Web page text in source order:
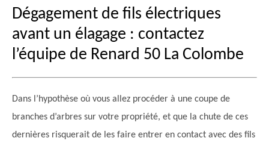
Dégagement de fils électriques
avant un élagage : contactez
l’équipe de Renard 50 La Colombe
Dans l’hypothèse où vous allez procéder à une coupe de
branches d’arbres sur votre propriété, et que la chute de ces
dernières risquerait de les faire entrer en contact avec des fils